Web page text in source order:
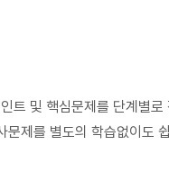
트 및 핵심문제를 단계별
제를 별도의 학습없이도